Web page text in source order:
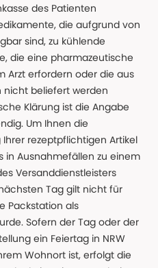
des Patienten
die aufgrund von
sind, zu kühlende
die eine pharmazeutische
Arzt erfordern oder die aus
nicht beliefert werden
Klärung ist die Angabe
Um Ihnen die
rezeptpflichtigen Artikel
in Ausnahmefällen zu einem
Versanddienstleisters
Tag gilt nicht für
Packstation als
Sofern der Tag oder der
ein Feiertag in NRW
Wohnort ist, erfolgt die